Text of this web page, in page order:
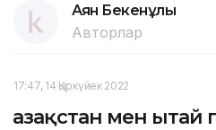
Аян Бекенұлы
Авторлар
17:47, 14 Қыркүйек 2022
Қазақстан мен